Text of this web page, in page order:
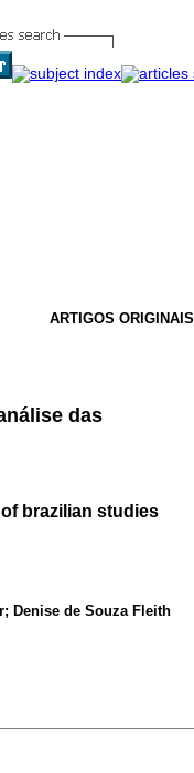
ARTIGOS ORIGINAIS
das
brazilian studies
Denise de Souza Fleith